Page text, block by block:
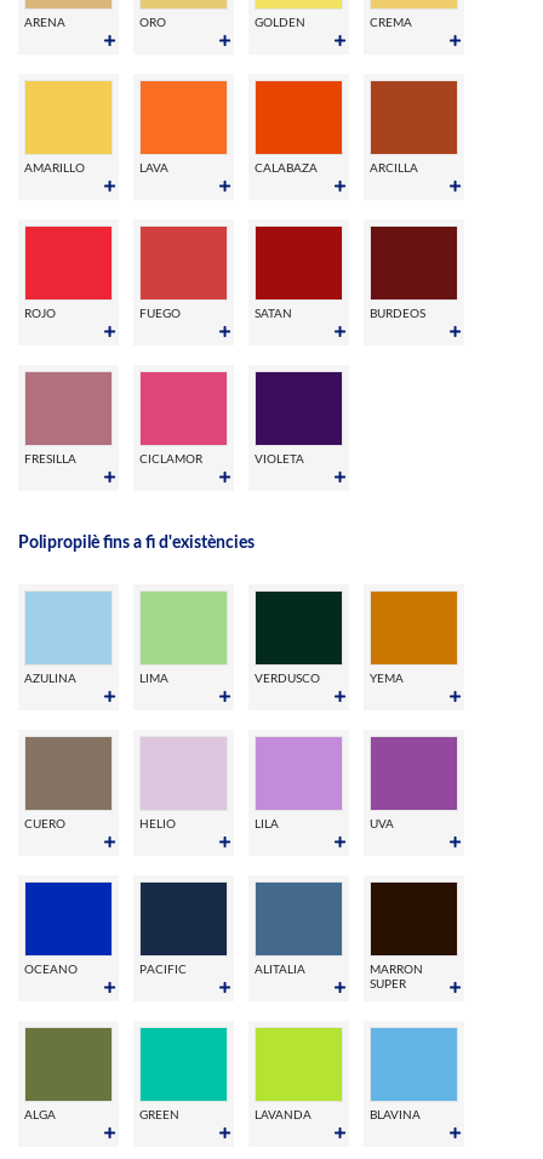
ARENA ORO GOLDEN CREMA
AMARILLO LAVA CALABAZA ARCILLA
ROJO FUEGO SATAN BURDEOS
FRESILLA CICLAMOR VIOLETA
Polipropilè fins a fi d'existències
AZULINA LIMA VERDUSCO YEMA
CUERO HELIO LILA UVA
OCEANO PACIFIC ALITALIA
MARRON
SUPER
ALGA GREEN LAVANDA BLAVINA